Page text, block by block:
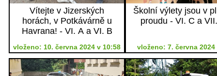
Vítejte v Jizerských
horách, v Potkávárně u
Havrana! - VI. A a VI. B
vloženo: 10. června 2024 v 10:58
Školní výlety jsou v
proudu - VI. C a
vloženo: 7. června 2024